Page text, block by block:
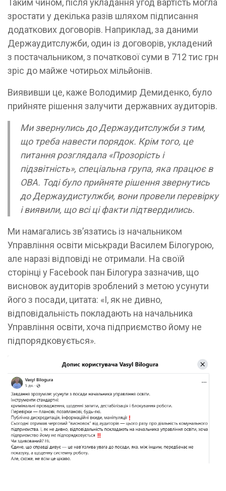
Таким чином, після укладання угод вартість могла
зростати у декілька разів шляхом підписання
додаткових договорів. Наприклад, за даними
Держаудитслужби, один із договорів, укладений
з постачальником, з початкової суми в 712 тис грн
зріс до майже чотирьох мільйонів.
Виявивши це, каже Володимир Демиденко, було
прийняте рішення залучити державних аудиторів.
Ми звернулись до Держаудитслужби з тим,
що треба навести порядок. Крім того, це
питання розглядала «Прозорість і
підзвітність», спеціальна група, яка працює в
ОВА. Тоді було прийняте рішення звернутись
до Держаудистулжби, вони провели перевірку
і виявили, що всі ці факти підтвердились.
Ми намагались зв’язатись із начальником
Управління освіти міськради Василем Білогурою,
але наразі відповіді не отримали. На своїй
сторінці у Facebook пан Білогура зазначив, що
висновок аудиторів зроблений з метою усунути
його з посади, цитата: «І, як не дивно,
відповідальність покладають на начальника
Управління освіти, хоча підприємство йому не
підпорядковується».